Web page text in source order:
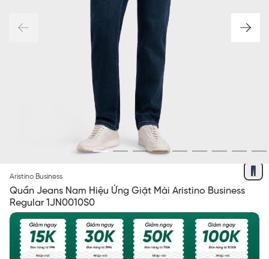
Aristino Business
Quần Jeans Nam Hiệu Ứng Giặt Mài Aristino Business
Regular 1JN0010S0